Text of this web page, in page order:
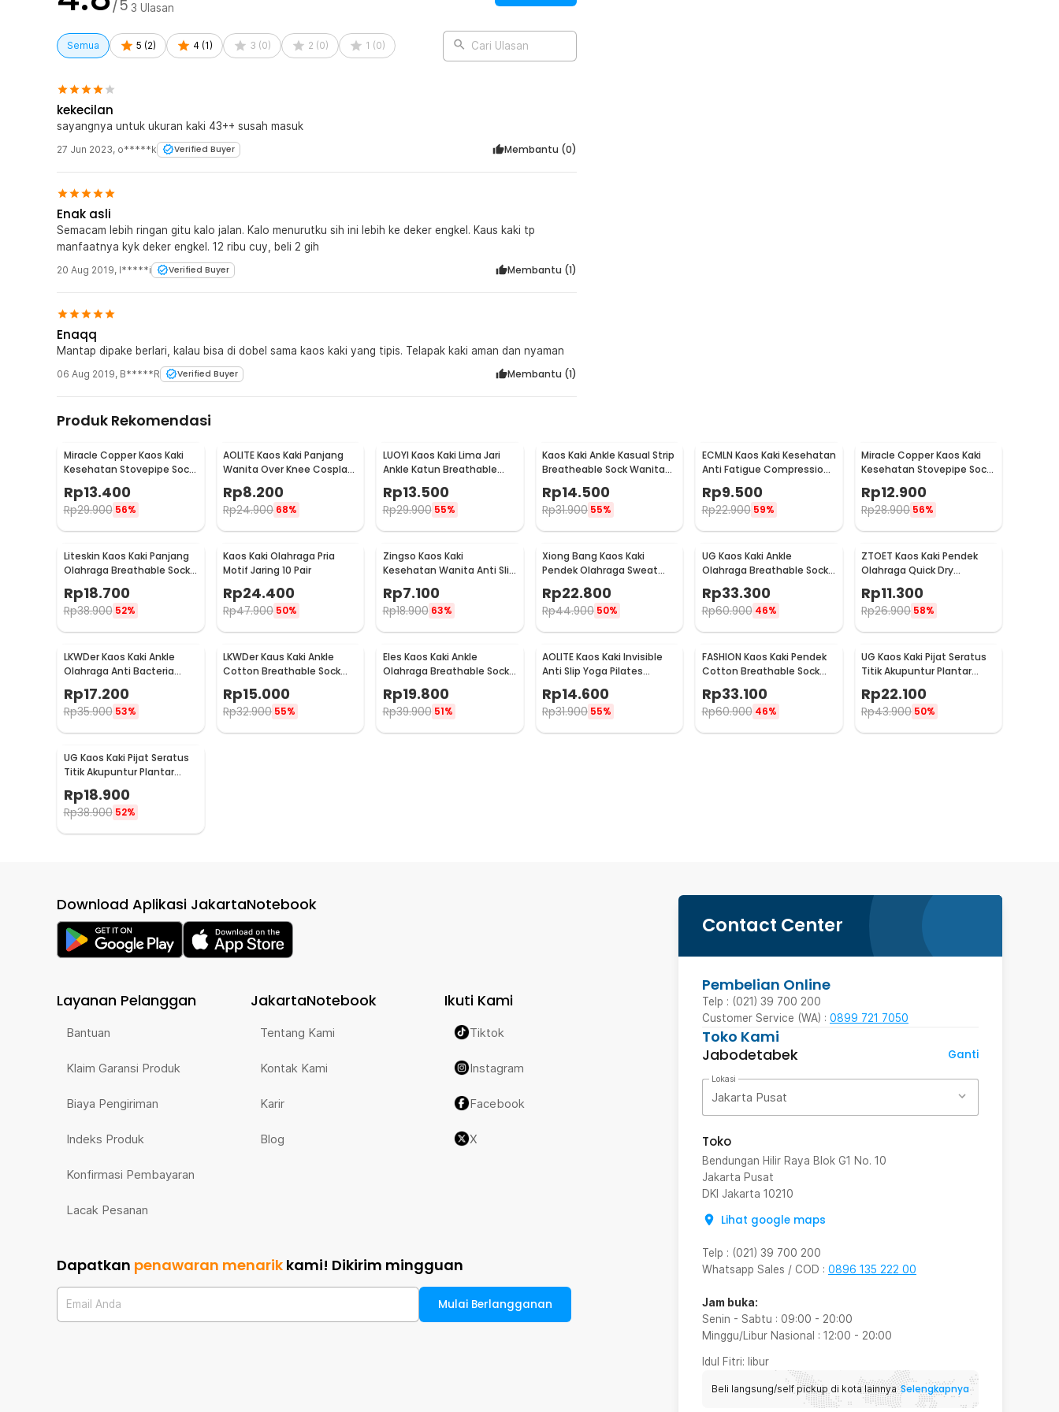
Kaos kaki didesain sedemikian rupa agar tidak mengganggu pergerakan Anda. Bahannya yang
tidak terlalu tebal membuat Anda dapat bergerak dengan lebih bebas dan nyaman, khususnya
saat berolahraga.
Kelengkapan Produk
Rincian yang Anda dapatkan untuk pembelian produk ini:
1 x Pasang ECMLN Kaos Kaki Kesehatan Anti Fatigue Compression Sock Pria - D-A113
/5 3 Ulasan
Semua 5 (2) 4 (1) 3 (0) 2 (0) 1 (0) Cari Ulasan
kekecilan
sayangnya untuk ukuran kaki 43++ susah masuk
27 Jun 2023, o*****k Verified Buyer Membantu (0)
Enak asli
Semacam lebih ringan gitu kalo jalan. Kalo menurutku sih ini lebih ke deker engkel. Kaus kaki tp
manfaatnya kyk deker engkel. 12 ribu cuy, beli 2 gih
20 Aug 2019, I*****i Verified Buyer Membantu (1)
Enaqq
Mantap dipake berlari, kalau bisa di dobel sama kaos kaki yang tipis. Telapak kaki aman dan nyaman
06 Aug 2019, B*****R Verified Buyer Membantu (1)
Produk Rekomendasi
Miracle Copper Kaos Kaki
Kesehatan Stovepipe Sock
Unisex 50cm 36-41 - F2001
Rp13.400
Rp29.900 56%
AOLITE Kaos Kaki Panjang
Wanita Over Knee Cosplay
Anime All Size - AO0540
Rp8.200
Rp24.900 68%
LUOYI Kaos Kaki Lima Jari
Ankle Katun Breathable
Olahraga Size 40-45 -
T73001
Rp13.500
Rp29.900 55%
Kaos Kaki Ankle Kasual Strip
Breatheable Sock Wanita
Rp14.500
Rp31.900 55%
ECMLN Kaos Kaki Kesehatan
Anti Fatigue Compression
Rp9.500
Rp22.900 59%
Miracle Copper Kaos Kaki
Kesehatan Stovepipe Sock
Rp12.900
Rp28.900 56%
Liteskin Kaos Kaki Panjang
Olahraga Breathable Sock
Pria 39-45 - CO1
Rp18.700
Rp38.900 52%
Kaos Kaki Olahraga Pria
Motif Jaring 10 Pair
Rp24.400
Rp47.900 50%
Zingso Kaos Kaki
Kesehatan Wanita Anti Slip
Rp7.100
Rp18.900 63%
Xiong Bang Kaos Kaki
Pendek Olahraga Sweat
Absorbing Sock Pria 39-42 -
T7302
Rp22.800
Rp44.900 50%
UG Kaos Kaki Ankle
Olahraga Breathable Sock
Unisex 33-37 3 Pasang -
UP6-014
Rp33.300
Rp60.900 46%
ZTOET Kaos Kaki Pendek
Olahraga Quick Dry
Breathable Sock Pria 39-45
- WZ173
Rp11.300
Rp26.900 58%
LKWDer Kaos Kaki Ankle
Olahraga Anti Bacteria
LK4
Rp17.200
Rp35.900 53%
LKWDer Kaus Kaki Ankle
Cotton Breathable Sock
Rp15.000
Rp32.900 55%
Eles Kaos Kaki Ankle
Olahraga Breathable Sock
Pria 38-42 5 Pasang - E232
Rp19.800
Rp39.900 51%
AOLITE Kaos Kaki Invisible
Anti Slip Yoga Pilates
Wanita 34-38 - AL-20
Rp14.600
Rp31.900 55%
FASHION Kaos Kaki Pendek
Cotton Breathable Sock
Pria 39-43 5 Pasang - AS5P
Rp33.100
Rp60.900 46%
UG Kaos Kaki Pijat Seratus
Titik Akupuntur Plantar
Rp22.100
Rp43.900 50%
UG Kaos Kaki Pijat Seratus
Titik Akupuntur Plantar
Meridian Socks Pria - UKK3
Rp18.900
Rp38.900 52%
Contact Center
Pembelian Online
Telp : (021) 39 700 200
Customer Service (WA) : 0899 721 7050
Toko Kami
Jabodetabek
Ganti
Lokasi
Jakarta Pusat
Toko
Bendungan Hilir Raya Blok G1 No. 10
Jakarta Pusat
DKI Jakarta 10210
Lihat google maps
Telp : (021) 39 700 200
Whatsapp Sales / COD : 0896 135 222 00
Jam buka:
Senin - Sabtu : 09:00 - 20:00
Minggu/Libur Nasional : 12:00 - 20:00
Idul Fitri: libur
Beli langsung/self pickup di kota lainnya Selengkapnya
Download Aplikasi JakartaNotebook
Layanan Pelanggan
Bantuan
Klaim Garansi Produk
Biaya Pengiriman
Indeks Produk
Konfirmasi Pembayaran
Lacak Pesanan
JakartaNotebook
Tentang Kami
Kontak Kami
Karir
Blog
Ikuti Kami
Tiktok
Instagram
Facebook
X
Dapatkan penawaran menarik kami! Dikirim mingguan
Email Anda Mulai Berlangganan